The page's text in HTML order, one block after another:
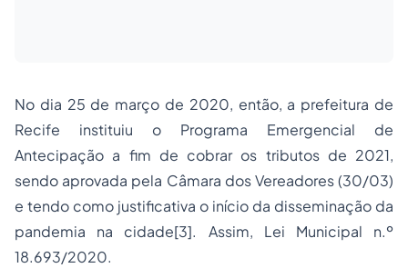
No dia 25 de março de 2020, então, a prefeitura de
Recife instituiu o Programa Emergencial de
Antecipação a fim de cobrar os tributos de 2021,
sendo aprovada pela Câmara dos Vereadores (30/03)
e tendo como justificativa o início da disseminação da
pandemia na cidade[3]. Assim, Lei Municipal n.º
18.693/2020.